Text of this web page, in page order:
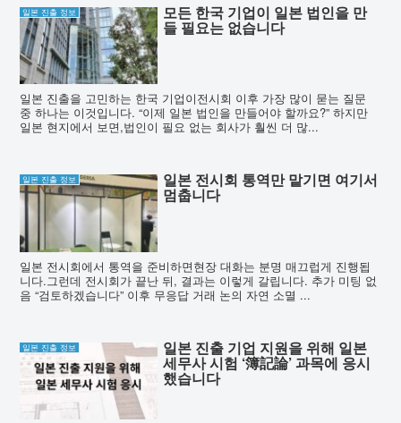
일본 진출 정보 모든 한국 기업이 일본 법인을 만
들 필요는 없습니다
일본 진출을 고민하는 한국 기업이전시회 이후 가장 많이 묻는 질문
중 하나는 이것입니다. “이제 일본 법인을 만들어야 할까요?” 하지만
일본 현지에서 보면,법인이 필요 없는 회사가 훨씬 더 많...
일본 진출 정보 일본 전시회 통역만 맡기면 여기서
멈춥니다
일본 전시회에서 통역을 준비하면현장 대화는 분명 매끄럽게 진행됩
니다.그런데 전시회가 끝난 뒤, 결과는 이렇게 갈립니다. 추가 미팅 없
음 “검토하겠습니다” 이후 무응답 거래 논의 자연 소멸 ...
일본 진출 정보 일본 진출 기업 지원을 위해 일본
세무사 시험 ‘簿記論’ 과목에 응시
했습니다